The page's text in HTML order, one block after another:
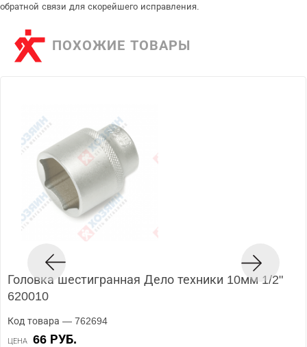
обратной связи для скорейшего исправления.
ПОХОЖИЕ ТОВАРЫ
Головка шестигранная Дело техники 10мм 1/2"
620010
Код товара — 762694
ЦЕНА 66 РУБ.